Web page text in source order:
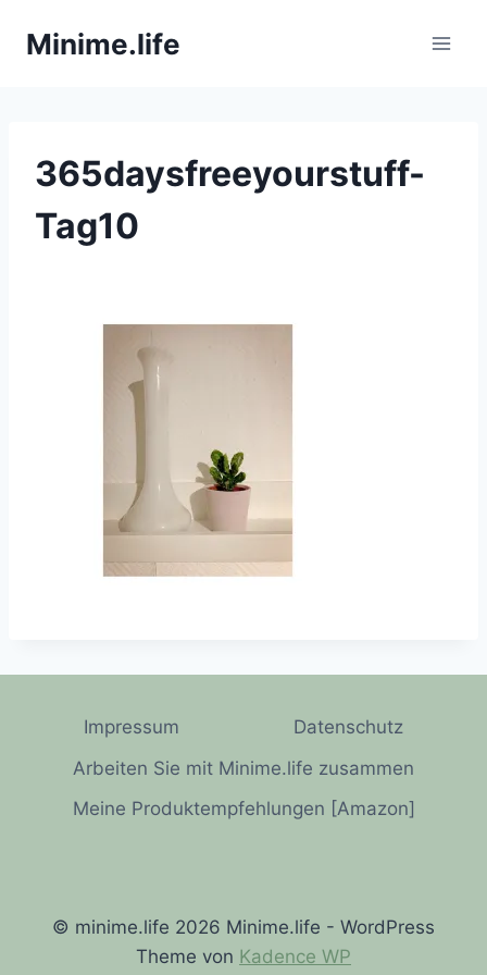
InhaltMinime.life
365daysfreeyourstuff-
Tag10
Impressum
Datenschutz
Arbeiten Sie mit Minime.life zusammen
Meine Produktempfehlungen [Amazon]
© minime.life 2026 Minime.life - WordPress
Theme von Kadence WP